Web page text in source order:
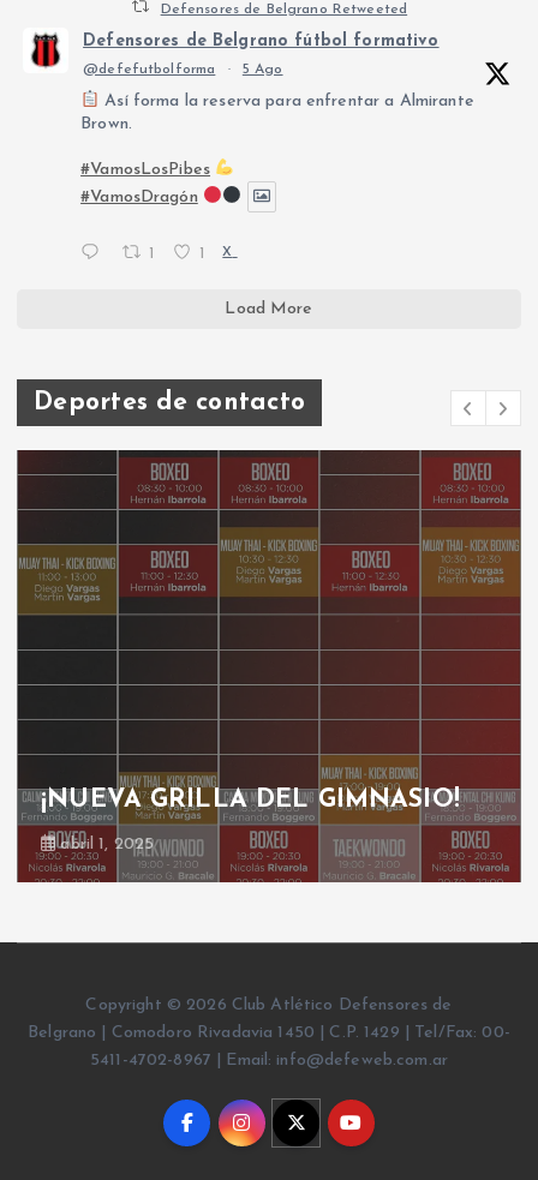
Defensores de Belgrano Retweeted
Defensores de Belgrano fútbol formativo
@defefutbolforma · 5 Ago
Así forma la reserva para enfrentar a Almirante
Brown.
#VamosLosPibes
#VamosDragón
X
Load More
Deportes de contacto
GRILLA GIMNASIO
octubre 30, 2024
Copyright © 2026 Club Atlético Defensores de
Belgrano | Comodoro Rivadavia 1450 | C.P. 1429 | Tel/Fax: 00-
5411-4702-8967 | Email: info@defeweb.com.ar